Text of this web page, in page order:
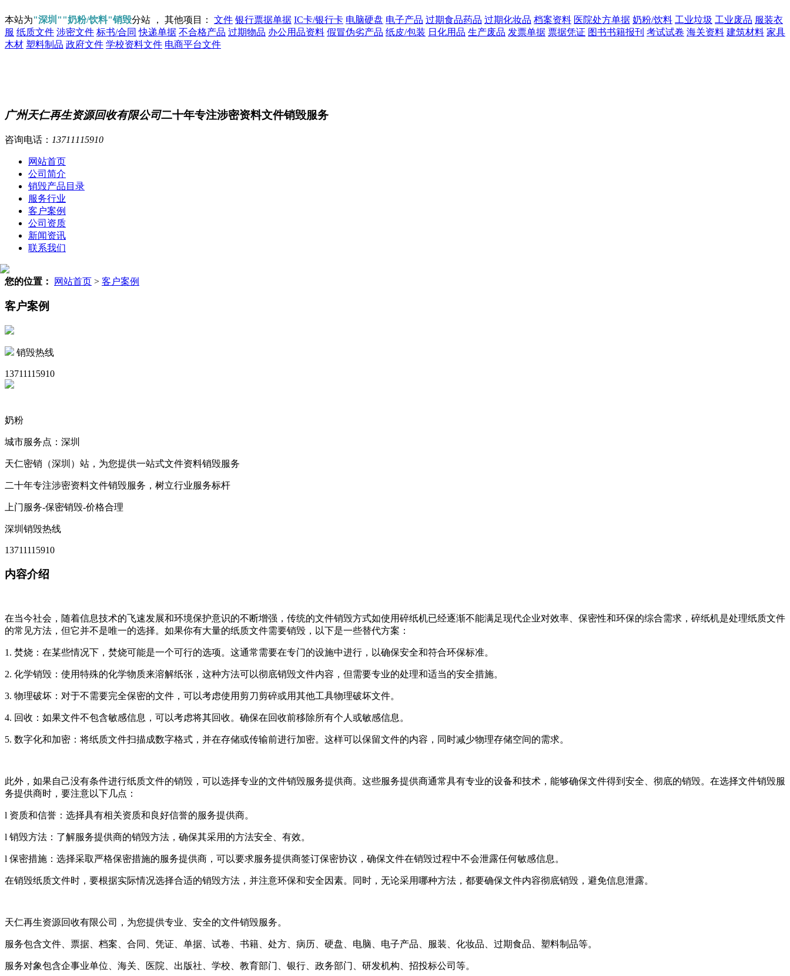
本站为"深圳""奶粉/饮料"销毁分站 ， 其他项目： 文件 银行票据单据 IC卡/银行卡 电脑硬盘 电子产品 过期食品药品 过期化妆品 档案资料 医院处方单据 奶粉/饮料 工业垃圾 工业废品 服装衣
服 纸质文件 涉密文件 标书/合同 快递单据 不合格产品 过期物品 办公用品资料 假冒伪劣产品 纸皮/包装 日化用品 生产废品 发票单据 票据凭证 图书书籍报刊 考试试卷 海关资料 建筑材料 家具
木材 塑料制品 政府文件 学校资料文件 电商平台文件
广州天仁再生资源回收有限公司二十年专注涉密资料文件销毁服务
咨询电话： 13711115910
网站首页
公司简介
销毁产品目录
服务行业
客户案例
公司资质
新闻资讯
联系我们
您的位置： 网站首页 > 客户案例
客户案例
销毁热线
13711115910
奶粉
城市服务点：深圳
天仁密销（深圳）站，为您提供一站式文件资料销毁服务
二十年专注涉密资料文件销毁服务，树立行业服务标杆
上门服务-保密销毁-价格合理
深圳销毁热线
13711115910
内容介绍
在当今社会，随着信息技术的飞速发展和环境保护意识的不断增强，传统的文件销毁方式如使用碎纸机已经逐渐不能满足现代企业对效率、保密性和环保的综合需求，碎纸机是处理纸质文件
的常见方法，但它并不是唯一的选择。如果你有大量的纸质文件需要销毁，以下是一些替代方案：
1. 焚烧：在某些情况下，焚烧可能是一个可行的选项。这通常需要在专门的设施中进行，以确保安全和符合环保标准。
2. 化学销毁：使用特殊的化学物质来溶解纸张，这种方法可以彻底销毁文件内容，但需要专业的处理和适当的安全措施。
3. 物理破坏：对于不需要完全保密的文件，可以考虑使用剪刀剪碎或用其他工具物理破坏文件。
4. 回收：如果文件不包含敏感信息，可以考虑将其回收。确保在回收前移除所有个人或敏感信息。
5. 数字化和加密：将纸质文件扫描成数字格式，并在存储或传输前进行加密。这样可以保留文件的内容，同时减少物理存储空间的需求。
此外，如果自己没有条件进行纸质文件的销毁，可以选择专业的文件销毁服务提供商。这些服务提供商通常具有专业的设备和技术，能够确保文件得到安全、彻底的销毁。在选择文件销毁服
务提供商时，要注意以下几点：
l 资质和信誉：选择具有相关资质和良好信誉的服务提供商。
l 销毁方法：了解服务提供商的销毁方法，确保其采用的方法安全、有效。
l 保密措施：选择采取严格保密措施的服务提供商，可以要求服务提供商签订保密协议，确保文件在销毁过程中不会泄露任何敏感信息。
在销毁纸质文件时，要根据实际情况选择合适的销毁方法，并注意环保和安全因素。同时，无论采用哪种方法，都要确保文件内容彻底销毁，避免信息泄露。
天仁再生资源回收有限公司，为您提供专业、安全的文件销毁服务。
服务包含文件、票据、档案、合同、凭证、单据、试卷、书籍、处方、病历、硬盘、电脑、电子产品、服装、化妆品、过期食品、塑料制品等。
服务对象包含企事业单位、海关、医院、出版社、学校、教育部门、银行、政务部门、研发机构、招投标公司等。